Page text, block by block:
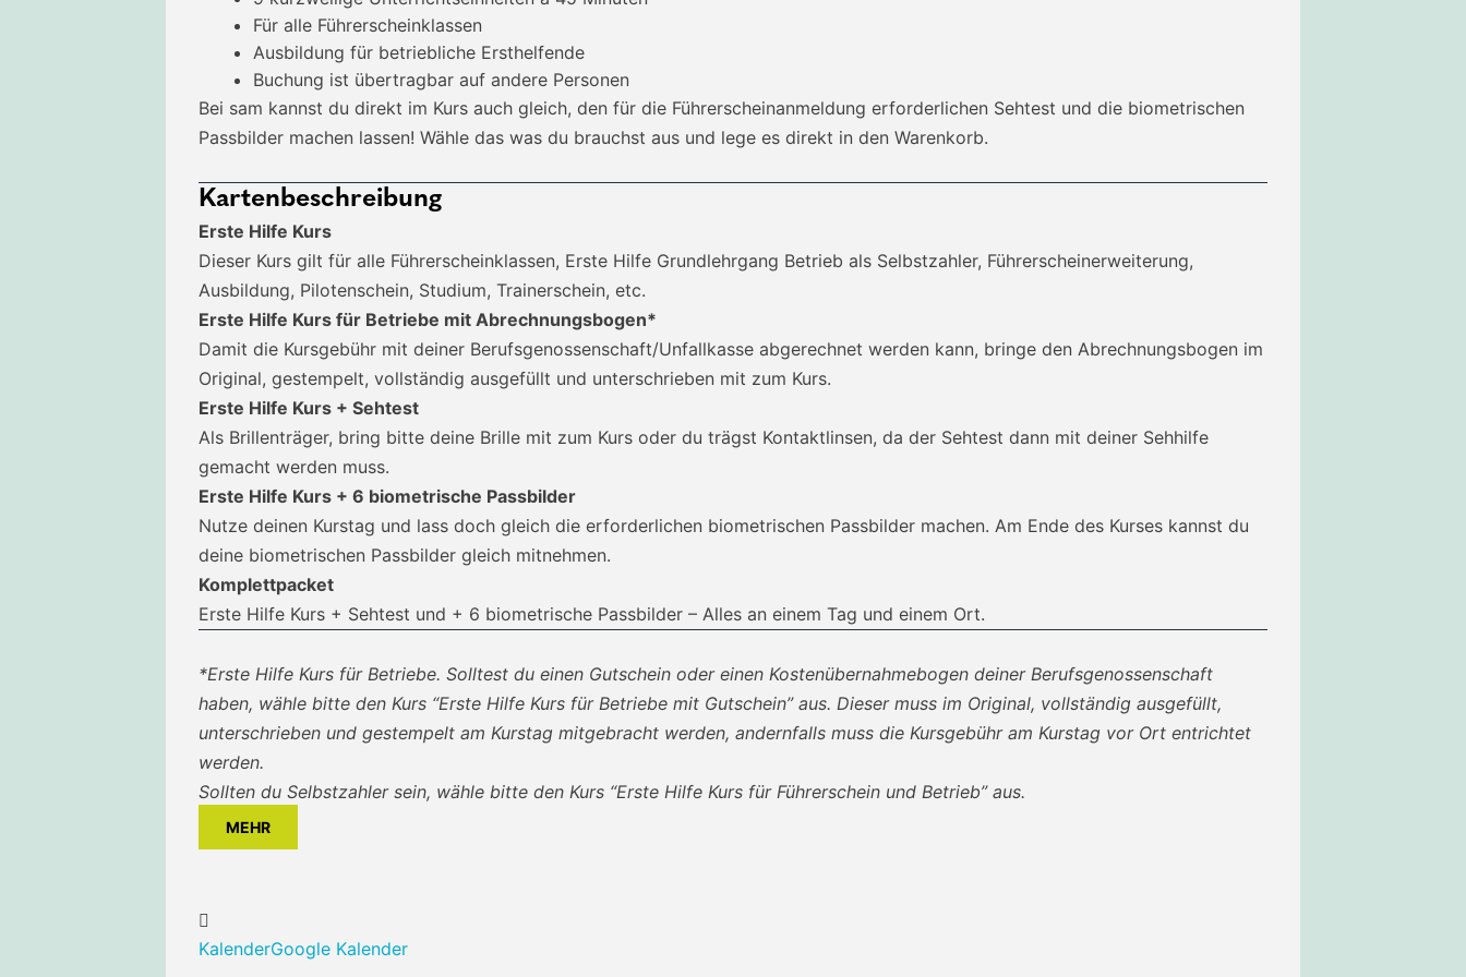
Für alle Führerscheinklassen
Ausbildung für betriebliche Ersthelfende
Buchung ist übertragbar auf andere Personen
Bei sam kannst du direkt im Kurs auch gleich, den für die Führerscheinanmeldung erforderlichen Sehtest und die biometrischen
Passbilder machen lassen! Wähle das was du brauchst aus und lege es direkt in den Warenkorb.
Kartenbeschreibung
Erste Hilfe Kurs
Dieser Kurs gilt für alle Führerscheinklassen, Erste Hilfe Grundlehrgang Betrieb als Selbstzahler, Führerscheinerweiterung,
Ausbildung, Pilotenschein, Studium, Trainerschein, etc.
Erste Hilfe Kurs für Betriebe mit Abrechnungsbogen*
Damit die Kursgebühr mit deiner Berufsgenossenschaft/Unfallkasse abgerechnet werden kann, bringe den Abrechnungsbogen im
Original, gestempelt, vollständig ausgefüllt und unterschrieben mit zum Kurs.
Erste Hilfe Kurs + Sehtest
Als Brillenträger, bring bitte deine Brille mit zum Kurs oder du trägst Kontaktlinsen, da der Sehtest dann mit deiner Sehhilfe
gemacht werden muss.
Erste Hilfe Kurs + 6 biometrische Passbilder
Nutze deinen Kurstag und lass doch gleich die erforderlichen biometrischen Passbilder machen. Am Ende des Kurses kannst du
deine biometrischen Passbilder gleich mitnehmen.
Komplettpacket
Erste Hilfe Kurs + Sehtest und + 6 biometrische Passbilder – Alles an einem Tag und einem Ort.
*Erste Hilfe Kurs für Betriebe. Solltest du einen Gutschein oder einen Kostenübernahmebogen deiner Berufsgenossenschaft
haben, wähle bitte den Kurs “Erste Hilfe Kurs für Betriebe mit Gutschein” aus. Dieser muss im Original, vollständig ausgefüllt,
unterschrieben und gestempelt am Kurstag mitgebracht werden, andernfalls muss die Kursgebühr am Kurstag vor Ort entrichtet
werden.
Sollten du Selbstzahler sein, wähle bitte den Kurs “Erste Hilfe Kurs für Führerschein und Betrieb” aus.
MEHR
KalenderGoogle Kalender